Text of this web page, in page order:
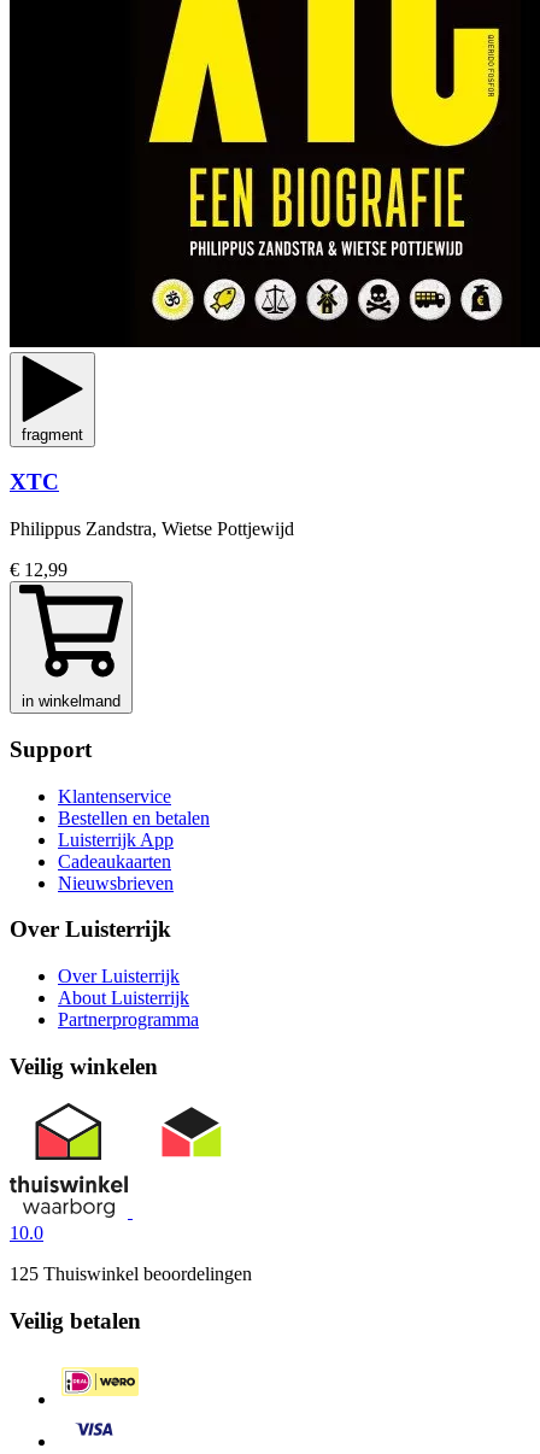
fragment
XTC
Philippus Zandstra, Wietse Pottjewijd
€ 12,99
in winkelmand
Support
Klantenservice
Bestellen en betalen
Luisterrijk App
Cadeaukaarten
Nieuwsbrieven
Over Luisterrijk
Over Luisterrijk
About Luisterrijk
Partnerprogramma
Veilig winkelen
10.0
125 Thuiswinkel beoordelingen
Veilig betalen